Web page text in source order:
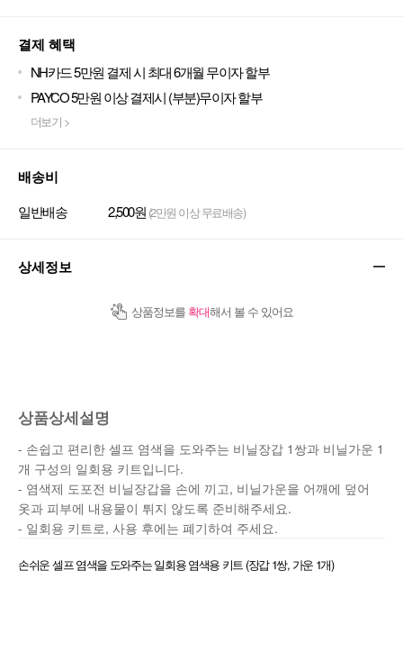
결제 혜택
NH카드 5만원 결제 시 최대 6개월 무이자 할부
PAYCO 5만원 이상 결제시 (부분)무이자 할부
더보기 >
배송비
일반배송 2,500원 (2만원 이상 무료배송)
상세정보
상품정보를 확대해서 볼 수 있어요
상품상세설명
- 손쉽고 편리한 셀프 염색을 도와주는 비닐장갑 1쌍과 비닐가운 1
개 구성의 일회용 키트입니다.
- 염색제 도포전 비닐장갑을 손에 끼고, 비닐가운을 어깨에 덮어
옷과 피부에 내용물이 튀지 않도록 준비해주세요.
- 일회용 키트로, 사용 후에는 폐기하여 주세요.
손쉬운 셀프 염색을 도와주는 일회용 염색용 키트 (장갑 1쌍, 가운 1개)